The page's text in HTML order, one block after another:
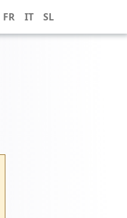
FR IT SL